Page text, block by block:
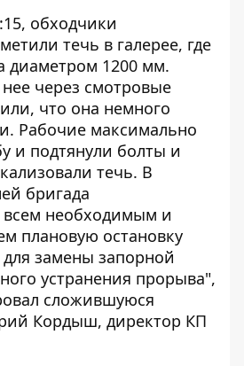
обходчики
течь в галерее, где
диаметром 1200 мм.
через смотровые
что она немного
Рабочие максимально
и подтянули болты и
течь. В
бригада
всем необходимым и
плановую остановку
замены запорной
устранения прорыва",
сложившуюся
Кордыш, директор КП